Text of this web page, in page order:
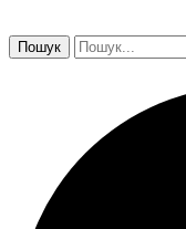
Пошук